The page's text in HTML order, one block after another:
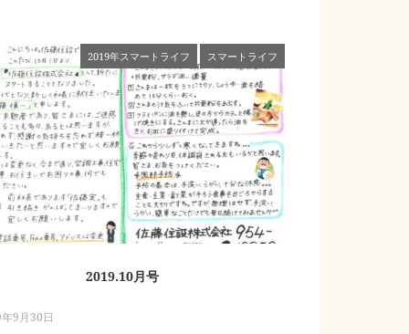
2019年スマートライフ スマートライフ
2019.10月号
9月30日